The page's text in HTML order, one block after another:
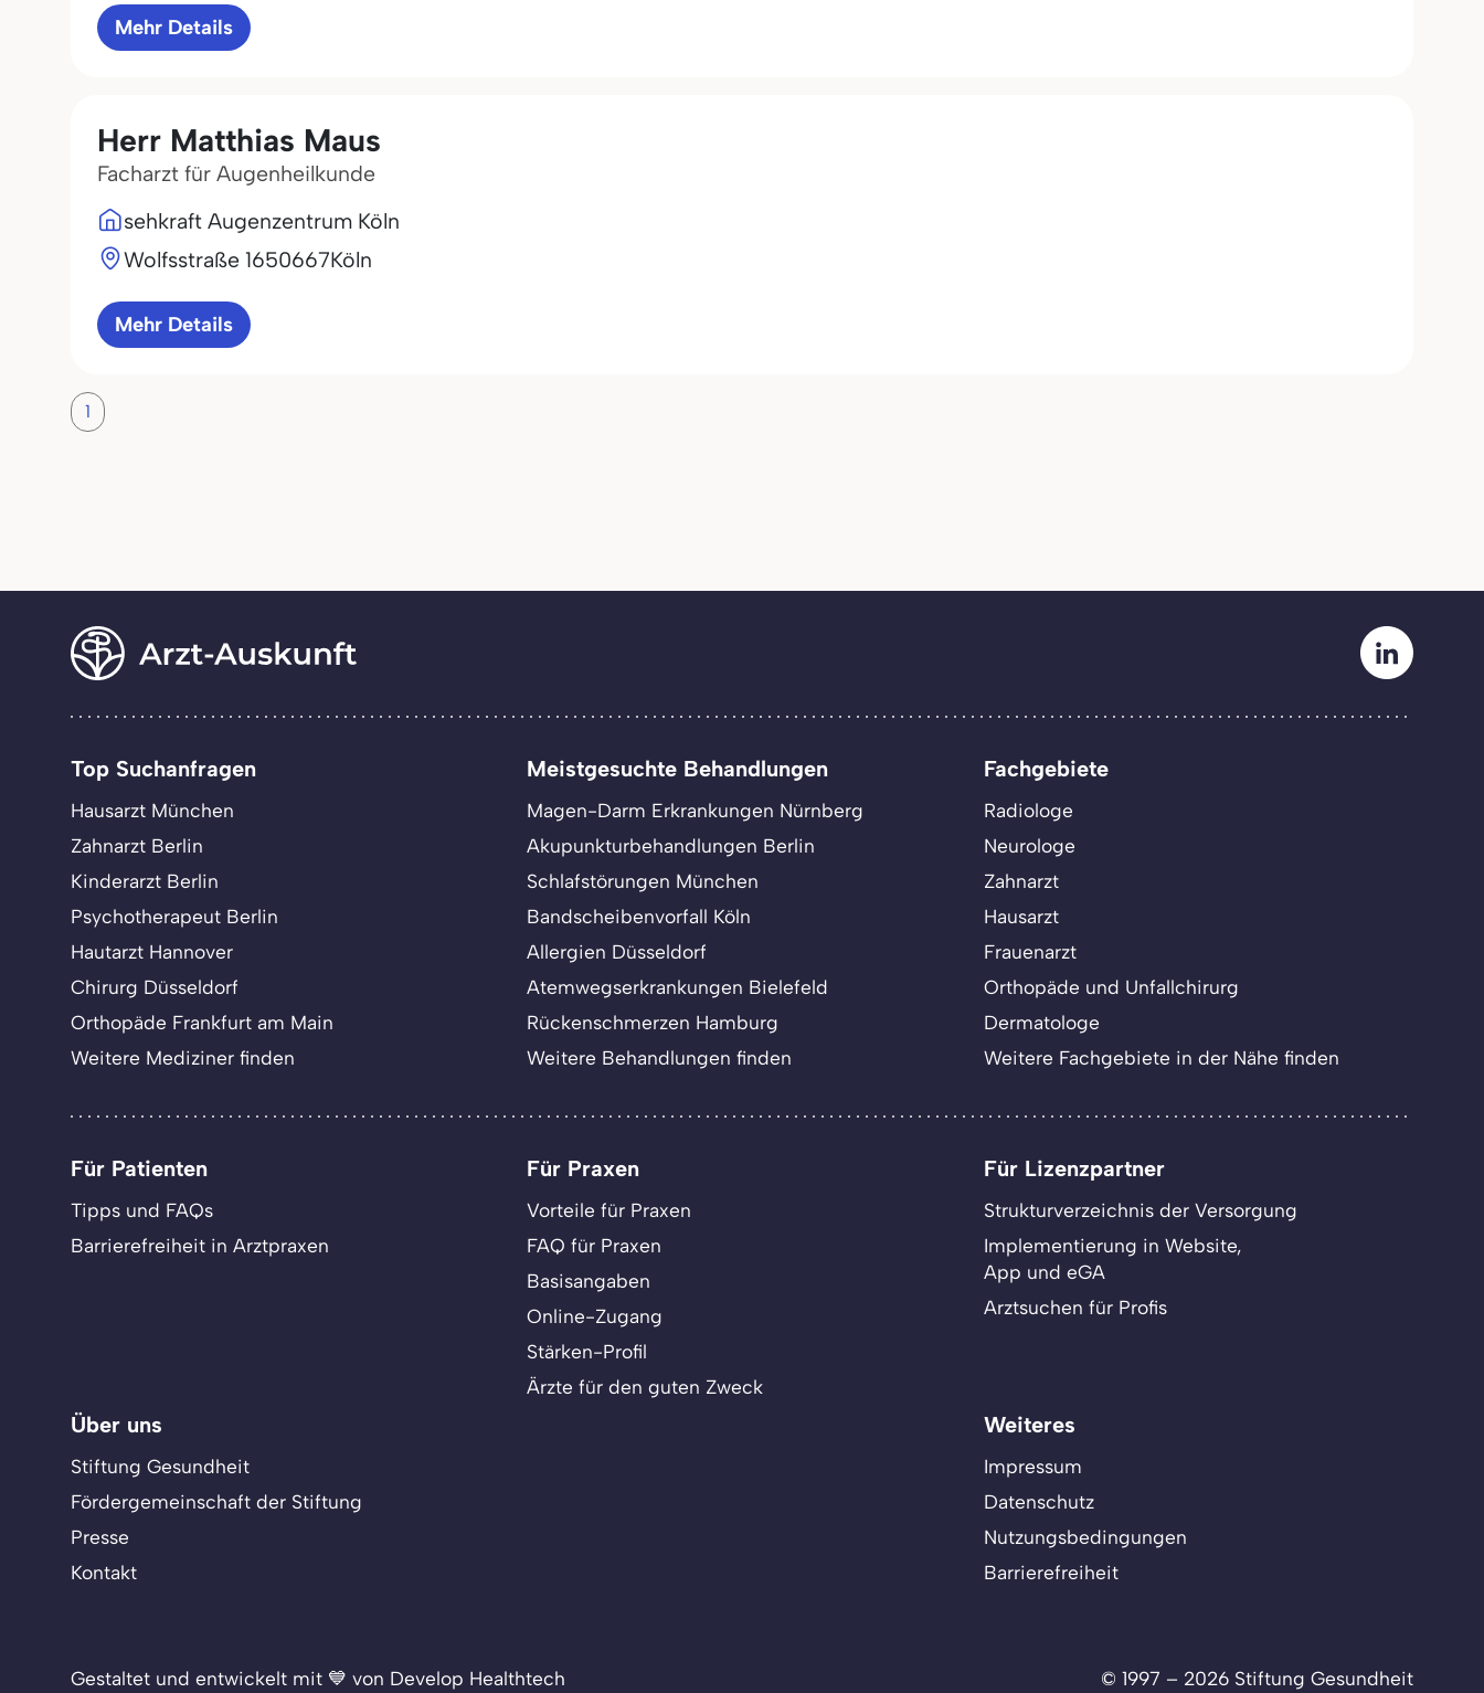
Mehr Details
Herr Matthias Maus
Facharzt für Augenheilkunde
sehkraft Augenzentrum Köln
Wolfsstraße 1650667Köln
Mehr Details
1
Top Suchanfragen
Hausarzt München
Zahnarzt Berlin
Kinderarzt Berlin
Psychotherapeut Berlin
Hautarzt Hannover
Chirurg Düsseldorf
Orthopäde Frankfurt am Main
Weitere Mediziner finden
Meistgesuchte Behandlungen
Magen-Darm Erkrankungen Nürnberg
Akupunkturbehandlungen Berlin
Schlafstörungen München
Bandscheibenvorfall Köln
Allergien Düsseldorf
Atemwegserkrankungen Bielefeld
Rückenschmerzen Hamburg
Weitere Behandlungen finden
Fachgebiete
Radiologe
Neurologe
Zahnarzt
Hausarzt
Frauenarzt
Orthopäde und Unfallchirurg
Dermatologe
Weitere Fachgebiete in der Nähe finden
Für Patienten
Tipps und FAQs
Barrierefreiheit in Arztpraxen
Für Praxen
Vorteile für Praxen
FAQ für Praxen
Basisangaben
Online-Zugang
Stärken-Profil
Ärzte für den guten Zweck
Für Lizenzpartner
Strukturverzeichnis der Versorgung
Implementierung in Website,
App und eGA
Arztsuchen für Profis
Über uns
Stiftung Gesundheit
Fördergemeinschaft der Stiftung
Presse
Kontakt
Weiteres
Impressum
Datenschutz
Nutzungsbedingungen
Barrierefreiheit
Gestaltet und entwickelt mit 💙 von Develop Healthtech © 1997 – 2026 Stiftung Gesundheit